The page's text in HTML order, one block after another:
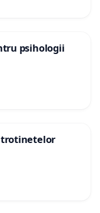
psihologii
trotinetelor